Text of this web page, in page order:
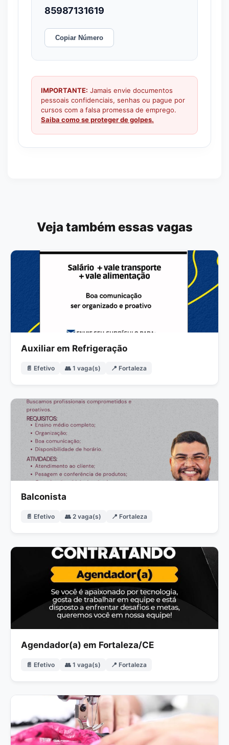
85987131619
Copiar Número
IMPORTANTE: Jamais envie documentos
pessoais confidenciais, senhas ou pague por
cursos com a falsa promessa de emprego.
Saiba como se proteger de golpes.
Veja também essas vagas
Auxiliar em Refrigeração
📄 Efetivo 👥 1 vaga(s) 📍 Fortaleza
Balconista
📄 Efetivo 👥 2 vaga(s) 📍 Fortaleza
Agendador(a) em Fortaleza/CE
📄 Efetivo 👥 1 vaga(s) 📍 Fortaleza